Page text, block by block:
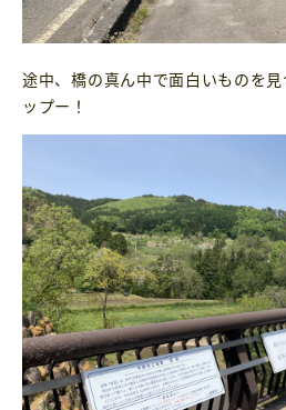
途中、橋の真ん中で面白いものを
ップー！